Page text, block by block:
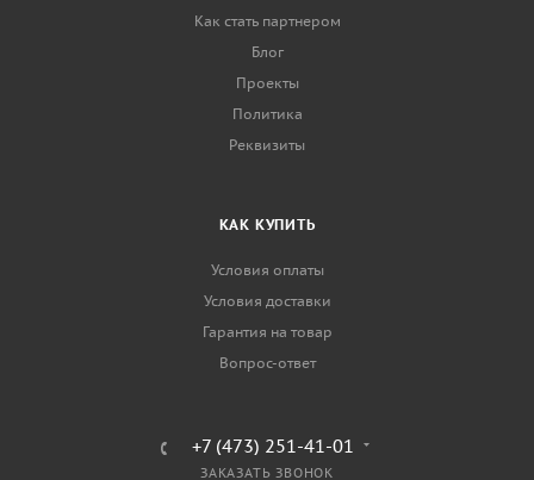
Как стать партнером
Блог
Проекты
Политика
Реквизиты
КАК КУПИТЬ
Условия оплаты
Условия доставки
Гарантия на товар
Вопрос-ответ
+7 (473) 251-41-01
ЗАКАЗАТЬ ЗВОНОК